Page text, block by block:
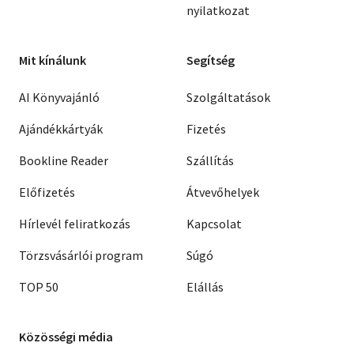
nyilatkozat
Mit kínálunk
AI Könyvajánló
Ajándékkártyák
Bookline Reader
Előfizetés
Hírlevél feliratkozás
Törzsvásárlói program
TOP 50
Segítség
Szolgáltatások
Fizetés
Szállítás
Átvevőhelyek
Kapcsolat
Súgó
Elállás
Közösségi média